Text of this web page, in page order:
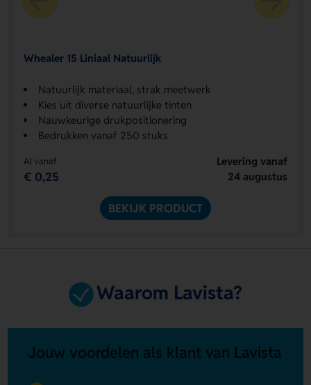
Whealer 15 Liniaal Natuurlijk
Natuurlijk materiaal, strak meetwerk
Kies uit diverse natuurlijke tinten
Nauwkeurige drukpositionering
Bedrukken vanaf 250 stuks
Al vanaf
€ 0,25
Levering vanaf
24 augustus
BEKIJK PRODUCT
Waarom Lavista?
Jouw voordelen als klant van Lavista